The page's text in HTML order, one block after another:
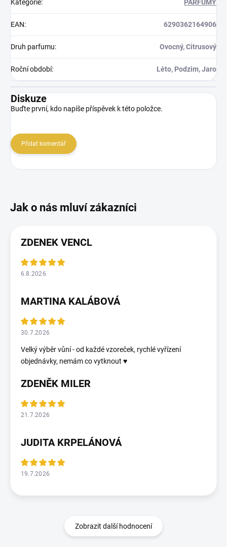
Kategorie: PARFUMY
EAN: 6290362164906
Druh parfumu: Ovocný, Citrusový
Roční období: Léto, Podzim, Jaro
Diskuze
Buďte první, kdo napíše příspěvek k této položce.
Přidat komentář
ZDENEK VENCL
6.8.2026
MARTINA KALÁBOVÁ
30.7.2026
Velký výběr vůní - od každé vzoreček, rychlé vyřízení
objednávky, nemám co vytknout ♥️
ZDENĚK MILER
21.7.2026
JUDITA KRPELÁNOVÁ
19.7.2026
Zobrazit další hodnocení